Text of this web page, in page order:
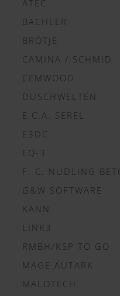
ATEC
BACHLER
BRÖTJE
CAMINA / SCHMID
CEMWOOD
DUSCHWELTEN
E.C.A. SEREL
E3DC
EQ-3
F. C. NÜDLING
G&W SOFTWARE
KANN
LINK3
RMBH/KSP TO GO
MAGE AUTARK
MALOTECH